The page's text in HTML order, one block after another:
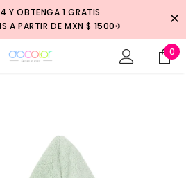
Y OBTENGA 1 GRATIS
A PARTIR DE MXN $ 1500✈
0